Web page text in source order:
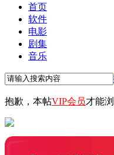
首页
软件
电影
剧集
音乐
抱歉，本帖VIP会员才能